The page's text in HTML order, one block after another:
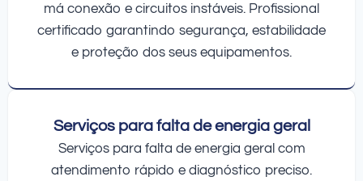
má conexão e circuitos instáveis. Profissional
certificado garantindo segurança, estabilidade
e proteção dos seus equipamentos.
Serviços para falta de energia geral
Serviços para falta de energia geral com
atendimento rápido e diagnóstico preciso.